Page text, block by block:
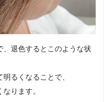
退色するとこのような状
るくなることで、
ります。